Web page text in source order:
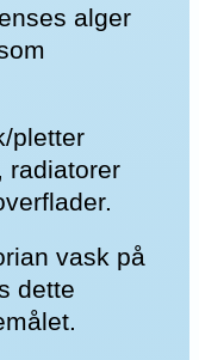
alger
pletter
radiatorer
vask på
dette